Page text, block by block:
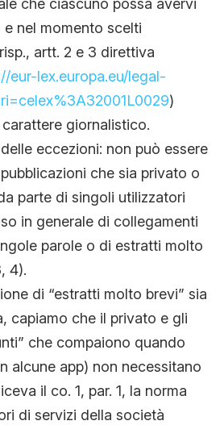
che ciascuno possa avervi
nel momento scelti
artt. 2 e 3 direttiva
eur-lex.europa.eu/legal-
celex%3A32001L0029)
giornalistico.
eccezioni: non può essere
che sia privato o
parte di singoli utilizzatori
in generale di collegamenti
parole o di estratti molto
4).
di “estratti molto brevi” sia
capiamo che il privato e gli
che compaiono quando
alcune app) non necessitano
il co. 1, par. 1, la norma
di servizi della società